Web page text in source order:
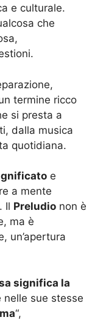
e culturale.
che
termine ricco
si presta a
dalla musica
quotidiana.
e
a mente
Il Preludio non è
ma è
un’apertura
significa la
nelle sue stesse
“,